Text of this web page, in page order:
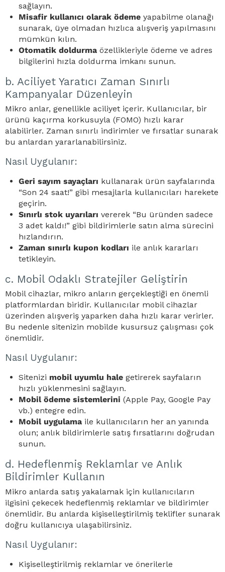
sağlayın.
Misafir kullanıcı olarak ödeme yapabilme olanağı
sunarak, üye olmadan hızlıca alışveriş yapılmasını
mümkün kılın.
Otomatik doldurma özellikleriyle ödeme ve adres
bilgilerini hızla doldurma imkanı sunun.
b. Aciliyet Yaratıcı Zaman Sınırlı
Kampanyalar Düzenleyin
Mikro anlar, genellikle aciliyet içerir. Kullanıcılar, bir
ürünü kaçırma korkusuyla (FOMO) hızlı karar
alabilirler. Zaman sınırlı indirimler ve fırsatlar sunarak
bu anlardan yararlanabilirsiniz.
Nasıl Uygulanır:
Geri sayım sayaçları kullanarak ürün sayfalarında
“Son 24 saat!” gibi mesajlarla kullanıcıları harekete
geçirin.
Sınırlı stok uyarıları vererek “Bu üründen sadece
3 adet kaldı!” gibi bildirimlerle satın alma sürecini
hızlandırın.
Zaman sınırlı kupon kodları ile anlık kararları
tetikleyin.
c. Mobil Odaklı Stratejiler Geliştirin
Mobil cihazlar, mikro anların gerçekleştiği en önemli
platformlardan biridir. Kullanıcılar mobil cihazlar
üzerinden alışveriş yaparken daha hızlı karar verirler.
Bu nedenle sitenizin mobilde kusursuz çalışması çok
önemlidir.
Nasıl Uygulanır:
Sitenizi mobil uyumlu hale getirerek sayfaların
hızlı yüklenmesini sağlayın.
Mobil ödeme sistemlerini (Apple Pay, Google Pay
vb.) entegre edin.
Mobil uygulama ile kullanıcıların her an yanında
olun; anlık bildirimlerle satış fırsatlarını doğrudan
sunun.
d. Hedeflenmiş Reklamlar ve Anlık
Bildirimler Kullanın
Mikro anlarda satış yakalamak için kullanıcıların
ilgisini çekecek hedeflenmiş reklamlar ve bildirimler
önemlidir. Bu anlarda kişiselleştirilmiş teklifler sunarak
doğru kullanıcıya ulaşabilirsiniz.
Nasıl Uygulanır:
Kişiselleştirilmiş reklamlar ve önerilerle